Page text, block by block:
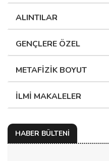
ALINTILAR
GENÇLERE ÖZEL
METAFİZİK BOYUT
İLMİ MAKALELER
HABER BÜLTENİ